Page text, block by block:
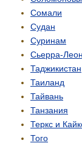
Сомали
Судан
Суринам
Сьерра-
Таджикистан
Таиланд
Тайвань
Танзания
Теркс и
Того